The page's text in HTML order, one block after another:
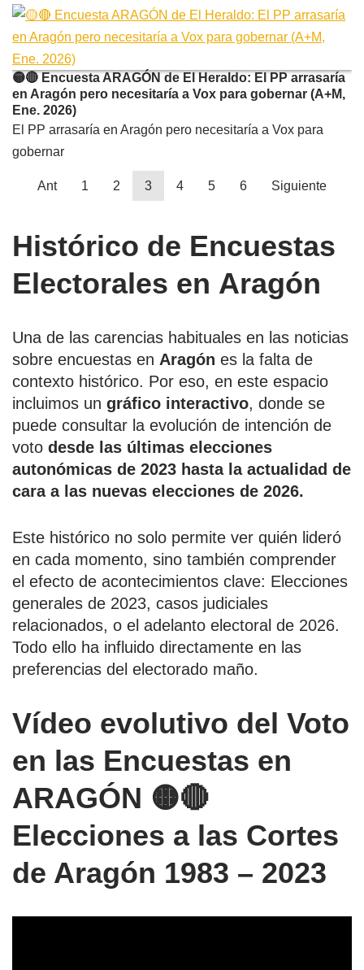
🟡🔴 Encuesta ARAGÓN de El Heraldo: El PP arrasaría
en Aragón pero necesitaría a Vox para gobernar (A+M,
Ene. 2026)
El PP arrasaría en Aragón pero necesitaría a Vox para
gobernar
Ant 1 2 3 4 5 6 Siguiente
Histórico de Encuestas
Electorales en Aragón
Una de las carencias habituales en las noticias
sobre encuestas en Aragón es la falta de
contexto histórico. Por eso, en este espacio
incluimos un gráfico interactivo, donde se
puede consultar la evolución de intención de
voto desde las últimas elecciones
autonómicas de 2023 hasta la actualidad de
cara a las nuevas elecciones de 2026.
Este histórico no solo permite ver quién lideró
en cada momento, sino también comprender
el efecto de acontecimientos clave: Elecciones
generales de 2023, casos judiciales
relacionados, o el adelanto electoral de 2026.
Todo ello ha influido directamente en las
preferencias del electorado maño.
Vídeo evolutivo del Voto
en las Encuestas en
ARAGÓN 🟡🔴
Elecciones a las Cortes
de Aragón 1983 – 2023